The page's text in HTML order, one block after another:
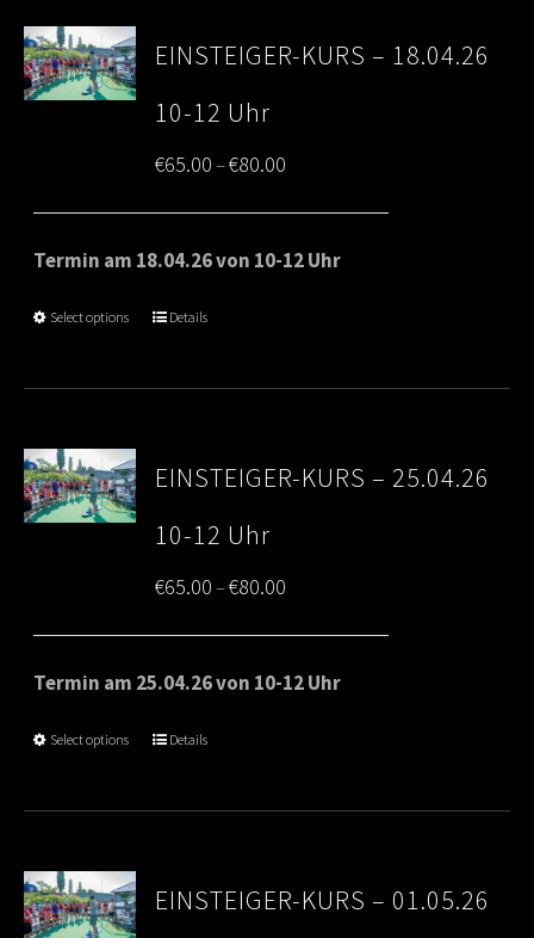
EINSTEIGER-KURS – 18.04.26
10-12 Uhr
€65.00–€80.00
range:
€65.00
Termin am 18.04.26 von 10-12 Uhr
Select options Details
EINSTEIGER-KURS – 25.04.26
10-12 Uhr
€65.00–€80.00
range:
€65.00
Termin am 25.04.26 von 10-12 Uhr
Select options Details
EINSTEIGER-KURS – 01.05.26